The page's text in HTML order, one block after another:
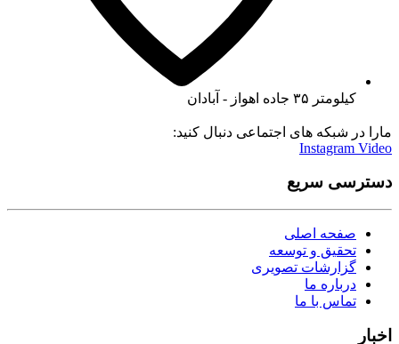
کیلومتر ۳۵ جاده اهواز - آبادان
مارا در شبکه های اجتماعی دنبال کنید:
Instagram Video
دسترسی سریع
صفحه اصلی
تحقیق و توسعه
گزارشات تصویری
درباره ما
تماس با ما
اخبار